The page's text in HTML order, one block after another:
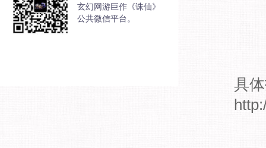
玄幻网游巨作《诛仙》
公共微信平台。
具